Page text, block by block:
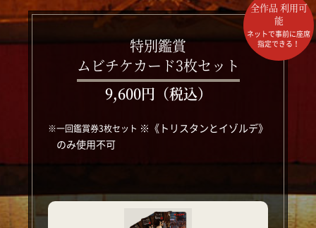
特別鑑賞
ムビチケカード3枚セット
9,600円（税込）
※一回鑑賞券3枚セット ※《トリスタンとイゾルデ》
のみ使用不可
全作品 利用可
能
ネットで事前に座席
指定できる！